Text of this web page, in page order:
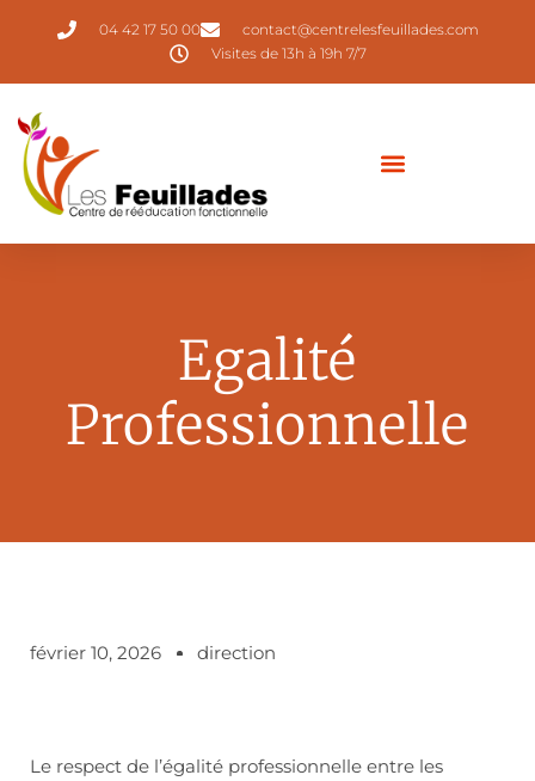
04 42 17 50 00
contact@centrelesfeuillades.com
Visites de 13h à 19h 7/7
Egalité
Professionnelle
février 10, 2026 direction
Le respect de l’égalité professionnelle entre les